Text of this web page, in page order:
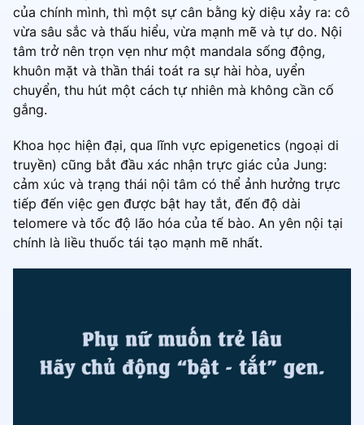
của chính mình, thì một sự cân bằng kỳ diệu xảy ra: cô
vừa sâu sắc và thấu hiểu, vừa mạnh mẽ và tự do. Nội
tâm trở nên trọn vẹn như một mandala sống động,
khuôn mặt và thần thái toát ra sự hài hòa, uyển
chuyển, thu hút một cách tự nhiên mà không cần cố
gắng.
Khoa học hiện đại, qua lĩnh vực epigenetics (ngoại di
truyền) cũng bắt đầu xác nhận trực giác của Jung:
cảm xúc và trạng thái nội tâm có thể ảnh hưởng trực
tiếp đến việc gen được bật hay tắt, đến độ dài
telomere và tốc độ lão hóa của tế bào. An yên nội tại
chính là liều thuốc tái tạo mạnh mẽ nhất.